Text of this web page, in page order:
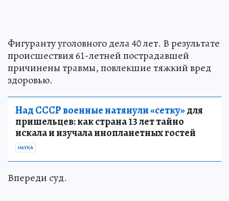
Фигуранту уголовного дела 40 лет. В результате
происшествия 61-летней пострадавшей
причинены травмы, повлекшие тяжкий вред
здоровью.
Над СССР военные натянули «сетку»для
пришельцев: как страна 13 лет тайно
искала и изучала инопланетных гостей
НАУКА
Впереди суд.